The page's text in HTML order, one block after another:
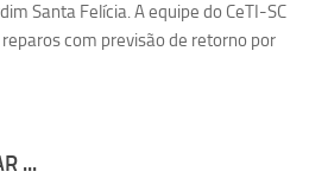
Santa Felícia. A equipe do CeTI-SC
com previsão de retorno por
...